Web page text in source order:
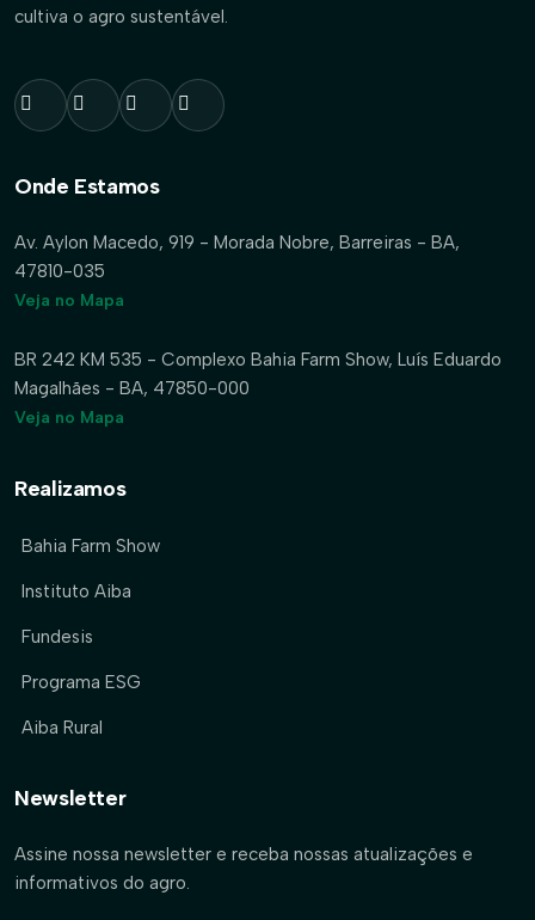
cultiva o agro sustentável.
Onde Estamos
Av. Aylon Macedo, 919 - Morada Nobre, Barreiras - BA,
47810-035
Veja no Mapa
BR 242 KM 535 - Complexo Bahia Farm Show, Luís Eduardo
Magalhães - BA, 47850-000
Veja no Mapa
Realizamos
Bahia Farm Show
Instituto Aiba
Fundesis
Programa ESG
Aiba Rural
Newsletter
Assine nossa newsletter e receba nossas atualizações e
informativos do agro.